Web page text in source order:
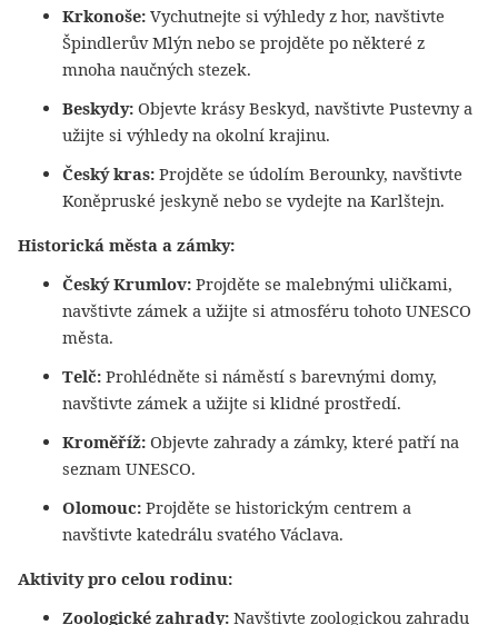
Krkonoše: Vychutnejte si výhledy z hor, navštivte
Špindlerův Mlýn nebo se projděte po některé z
mnoha naučných stezek.
Beskydy: Objevte krásy Beskyd, navštivte Pustevny a
užijte si výhledy na okolní krajinu.
Český kras: Projděte se údolím Berounky, navštivte
Koněpruské jeskyně nebo se vydejte na Karlštejn.
Historická města a zámky:
Český Krumlov: Projděte se malebnými uličkami,
navštivte zámek a užijte si atmosféru tohoto UNESCO
města.
Telč: Prohlédněte si náměstí s barevnými domy,
navštivte zámek a užijte si klidné prostředí.
Kroměříž: Objevte zahrady a zámky, které patří na
seznam UNESCO.
Olomouc: Projděte se historickým centrem a
navštivte katedrálu svatého Václava.
Aktivity pro celou rodinu:
Zoologické zahrady: Navštivte zoologickou zahradu